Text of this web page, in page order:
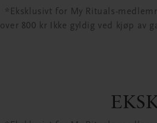
*Eksklusivt for My Rituals-
over 800 kr Ikke gyldig ved kjøp av